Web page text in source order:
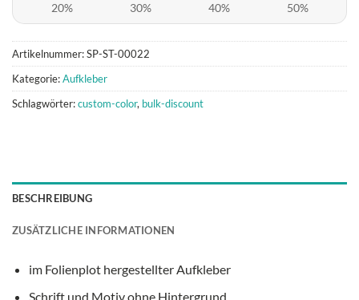
20% 30% 40% 50%
Artikelnummer:SP-ST-00022
Kategorie:Aufkleber
Schlagwörter:custom-color, bulk-discount
BESCHREIBUNG
ZUSÄTZLICHE INFORMATIONEN
im Folienplot hergestellter Aufkleber
Schrift und Motiv ohne Hintergrund